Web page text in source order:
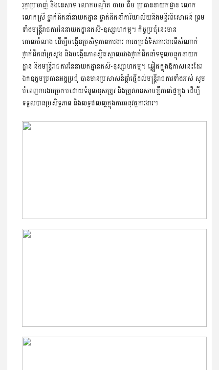
រុក្ខាប្រមាញ់ និងនេសាទ លោកបណ្ឌិត ចាយ ជីម ប្រធាននាយកដ្ឋាន លោក
លោកស្រី ថ្នាក់ដឹកនាំនាយកដ្ឋាន ថ្នាក់ដឹកនាំការិយាល័យនិងមន្ទីរពិសោធន៍ ព្រម
ទាំងមន្រ្តីរាជការនៃនាយកដ្ឋានកសិ-ឧស្សាហកម្ម។ កិច្ចប្រជុំនេះមាន
គោលបំណង ដើម្បីបង្កើនប្រសិទ្ធភាពការងារ ការតម្រង់ទិសការងារពីសំណាក់
ថ្នាក់ដឹកនាំក្រសួង និងបង្កើនភាពស្និតស្នាលរវាងថ្នាក់ដឹកនាំទទួលបន្ទុកនាយក
ដ្ឋាន និងមន្រ្តីរាជការនៃនាយកដ្ឋានកសិ-ឧស្សាហកម្ម។ ឆ្លៀតក្នុងឱកាសនេះដែរ
ឯកឧត្តមប្រធានអង្គប្រជុំ បានមានប្រសាសន៍ផ្តាំផ្ញើដល់មន្រ្តីរាជការទាំងអស់ សូម
បំពេញការងារប្រកបដោយទំនួលខុសត្រូវ និងត្រូវមានសាមគ្គីភាពផ្ទៃក្នុង ដើម្បី
ទទួលបានប្រសិទ្ធភាព និងលទ្ធផលល្អក្នុងការអនុវត្តការងារ។